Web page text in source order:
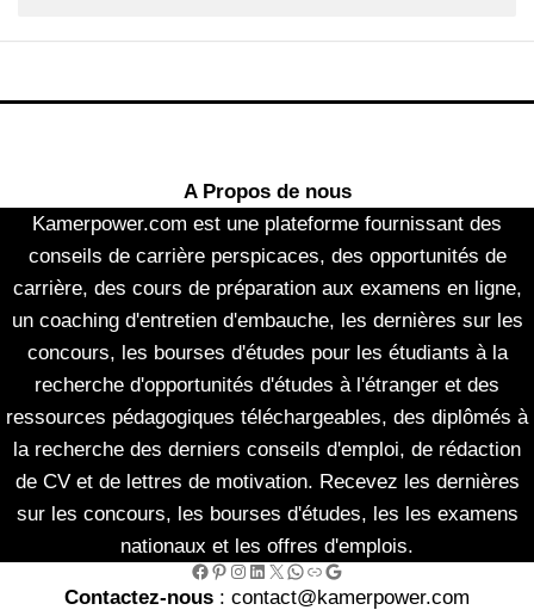
A Propos de nous
Kamerpower.com est une plateforme fournissant des
conseils de carrière perspicaces, des opportunités de
carrière, des cours de préparation aux examens en ligne,
un coaching d'entretien d'embauche, les dernières sur les
concours, les bourses d'études pour les étudiants à la
recherche d'opportunités d'études à l'étranger et des
ressources pédagogiques téléchargeables, des diplômés à
la recherche des derniers conseils d'emploi, de rédaction
de CV et de lettres de motivation. Recevez les dernières
sur les concours, les bourses d'études, les les examens
nationaux et les offres d'emplois.
Facebook Pinterest InstagramLinkedIn X WhatsApp Link Google
Contactez-nous : contact@kamerpower.com